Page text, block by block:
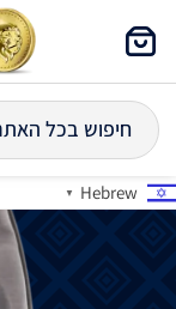
Hebrew
▼